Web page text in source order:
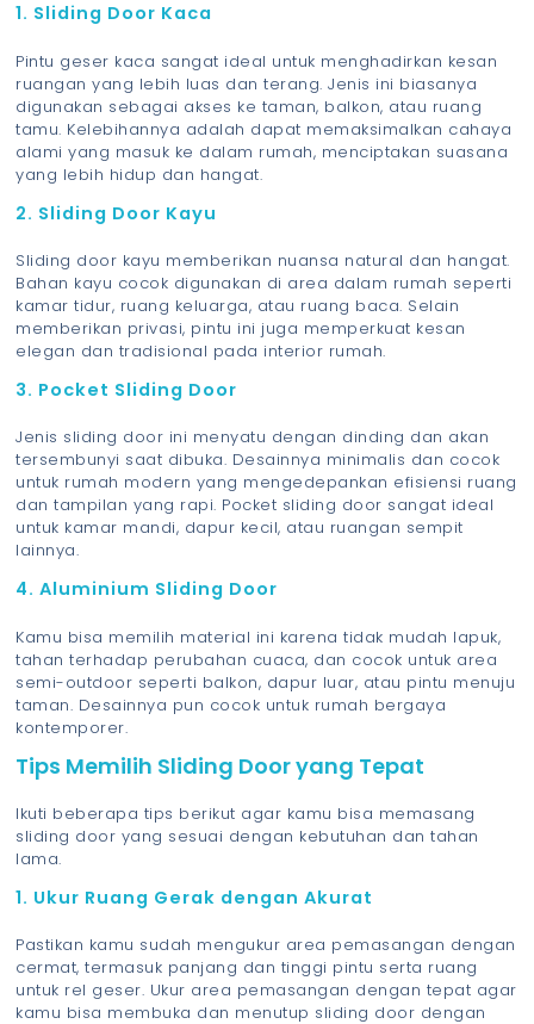
1. Sliding Door Kaca
Pintu geser kaca sangat ideal untuk menghadirkan kesan
ruangan yang lebih luas dan terang. Jenis ini biasanya
digunakan sebagai akses ke taman, balkon, atau ruang
tamu. Kelebihannya adalah dapat memaksimalkan cahaya
alami yang masuk ke dalam rumah, menciptakan suasana
yang lebih hidup dan hangat.
2. Sliding Door Kayu
Sliding door kayu memberikan nuansa natural dan hangat.
Bahan kayu cocok digunakan di area dalam rumah seperti
kamar tidur, ruang keluarga, atau ruang baca. Selain
memberikan privasi, pintu ini juga memperkuat kesan
elegan dan tradisional pada interior rumah.
3. Pocket Sliding Door
Jenis sliding door ini menyatu dengan dinding dan akan
tersembunyi saat dibuka. Desainnya minimalis dan cocok
untuk rumah modern yang mengedepankan efisiensi ruang
dan tampilan yang rapi. Pocket sliding door sangat ideal
untuk kamar mandi, dapur kecil, atau ruangan sempit
lainnya.
4. Aluminium Sliding Door
Kamu bisa memilih material ini karena tidak mudah lapuk,
tahan terhadap perubahan cuaca, dan cocok untuk area
semi-outdoor seperti balkon, dapur luar, atau pintu menuju
taman. Desainnya pun cocok untuk rumah bergaya
kontemporer.
Tips Memilih Sliding Door yang Tepat
Ikuti beberapa tips berikut agar kamu bisa memasang
sliding door yang sesuai dengan kebutuhan dan tahan
lama.
1. Ukur Ruang Gerak dengan Akurat
Pastikan kamu sudah mengukur area pemasangan dengan
cermat, termasuk panjang dan tinggi pintu serta ruang
untuk rel geser. Ukur area pemasangan dengan tepat agar
kamu bisa membuka dan menutup sliding door dengan